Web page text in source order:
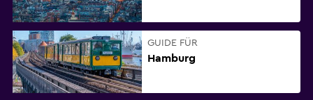
GUIDE FÜR
Hamburg